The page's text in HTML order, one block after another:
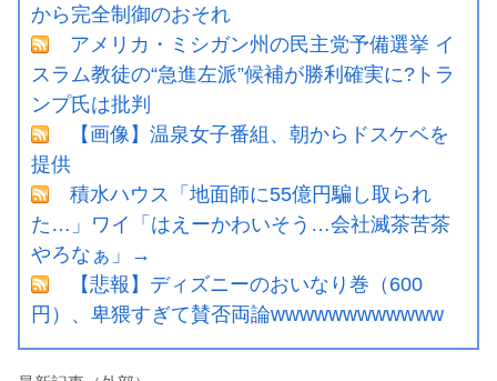
から完全制御のおそれ
アメリカ・ミシガン州の民主党予備選挙 イ
スラム教徒の“急進左派”候補が勝利確実に?トラ
ンプ氏は批判
【画像】温泉女子番組、朝からドスケベを
提供
積水ハウス「地面師に55億円騙し取られ
た…」ワイ「はえーかわいそう…会社滅茶苦茶
やろなぁ」→
【悲報】ディズニーのおいなり巻（600
円）、卑猥すぎて賛否両論wwwwwwwwwwww